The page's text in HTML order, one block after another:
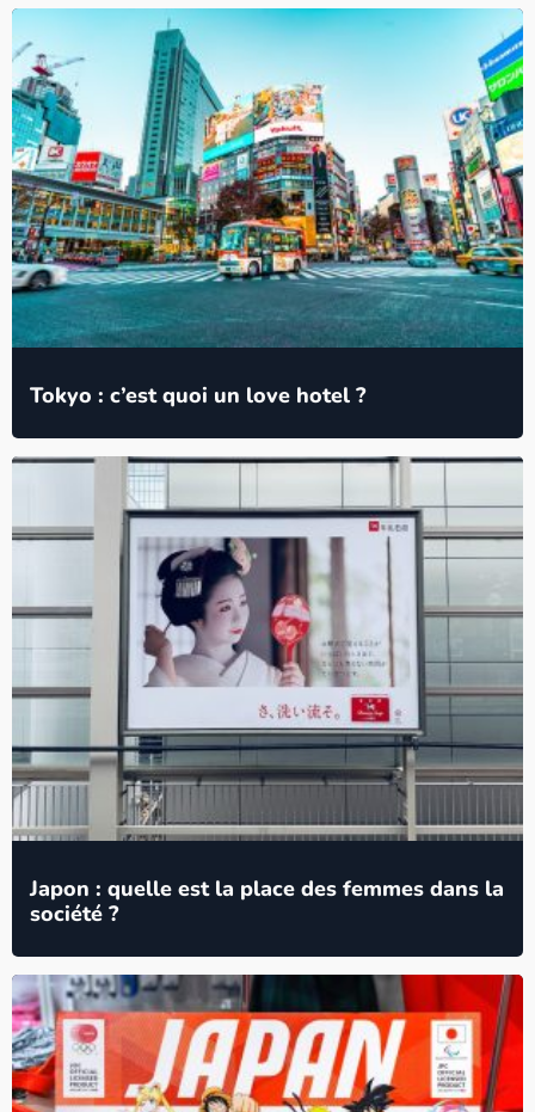
Tokyo : c’est quoi un love hotel ?
Japon : quelle est la place des femmes dans la
société ?